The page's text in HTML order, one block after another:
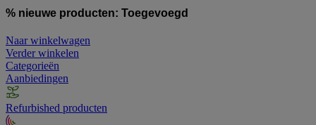
% nieuwe producten: Toegevoegd
Naar winkelwagen
Verder winkelen
Categorieën
Aanbiedingen
Refurbished producten